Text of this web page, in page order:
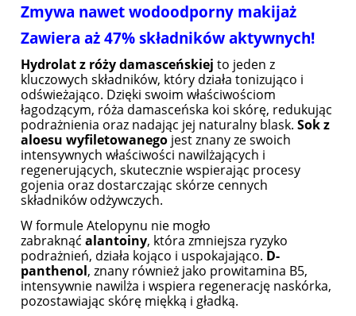
Zmywa nawet wodoodporny makijaż
Zawiera aż 47% składników aktywnych!
Hydrolat z róży damasceńskiej to jeden z
kluczowych składników, który działa tonizująco i
odświeżająco. Dzięki swoim właściwościom
łagodzącym, róża damasceńska koi skórę, redukując
podrażnienia oraz nadając jej naturalny blask. Sok z
aloesu wyfiletowanego jest znany ze swoich
intensywnych właściwości nawilżających i
regenerujących, skutecznie wspierając procesy
gojenia oraz dostarczając skórze cennych
składników odżywczych.
W formule Atelopynu nie mogło
zabraknąć alantoiny, która zmniejsza ryzyko
podrażnień, działa kojąco i uspokajająco. D-
panthenol, znany również jako prowitamina B5,
intensywnie nawilża i wspiera regenerację naskórka,
pozostawiając skórę miękką i gładką.